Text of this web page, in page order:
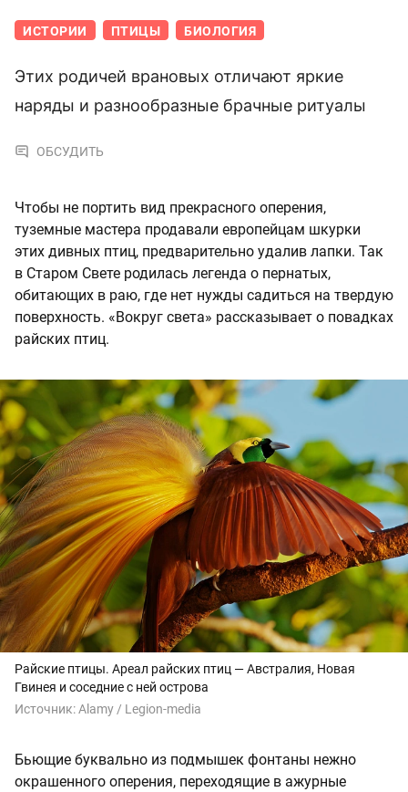
ИСТОРИИ ПТИЦЫ БИОЛОГИЯ
Этих родичей врановых отличают яркие
наряды и разнообразные брачные ритуалы
ОБСУДИТЬ
Чтобы не портить вид прекрасного оперения,
туземные мастера продавали европейцам шкурки
этих дивных птиц, предварительно удалив лапки. Так
в Старом Свете родилась легенда о пернатых,
обитающих в раю, где нет нужды садиться на твердую
поверхность. «Вокруг света» рассказывает о повадках
райских птиц.
Райские птицы. Ареал райских птиц — Австралия, Новая
Гвинея и соседние с ней острова
Источник:Alamy / Legion-media
Бьющие буквально из подмышек фонтаны нежно
окрашенного оперения, переходящие в ажурные